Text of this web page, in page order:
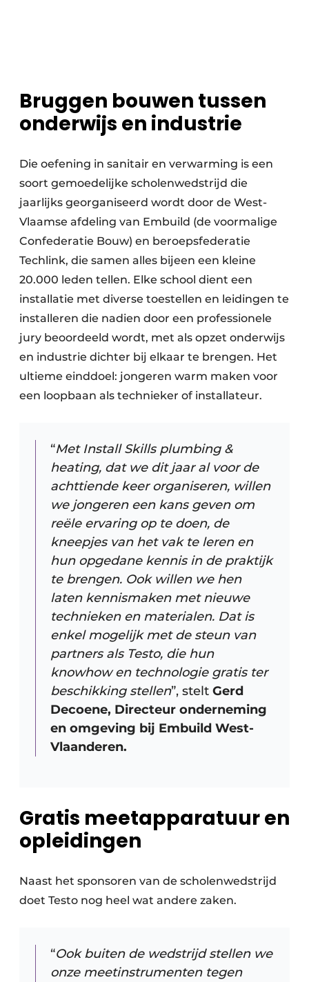
Bruggen bouwen tussen
onderwijs en industrie
Die oefening in sanitair en verwarming is een
soort gemoedelijke scholenwedstrijd die
jaarlijks georganiseerd wordt door de West-
Vlaamse afdeling van Embuild (de voormalige
Confederatie Bouw) en beroepsfederatie
Techlink, die samen alles bijeen een kleine
20.000 leden tellen. Elke school dient een
installatie met diverse toestellen en leidingen te
installeren die nadien door een professionele
jury beoordeeld wordt, met als opzet onderwijs
en industrie dichter bij elkaar te brengen. Het
ultieme einddoel: jongeren warm maken voor
een loopbaan als technieker of installateur.
“Met Install Skills plumbing &
heating, dat we dit jaar al voor de
achttiende keer organiseren, willen
we jongeren een kans geven om
reële ervaring op te doen, de
kneepjes van het vak te leren en
hun opgedane kennis in de praktijk
te brengen. Ook willen we hen
laten kennismaken met nieuwe
technieken en materialen. Dat is
enkel mogelijk met de steun van
partners als Testo, die hun
knowhow en technologie gratis ter
beschikking stellen”, stelt Gerd
Decoene, Directeur onderneming
en omgeving bij Embuild West-
Vlaanderen.
Gratis meetapparatuur en
opleidingen
Naast het sponsoren van de scholenwedstrijd
doet Testo nog heel wat andere zaken.
“Ook buiten de wedstrijd stellen we
onze meetinstrumenten tegen